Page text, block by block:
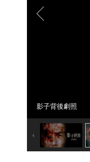
影子背後劇照